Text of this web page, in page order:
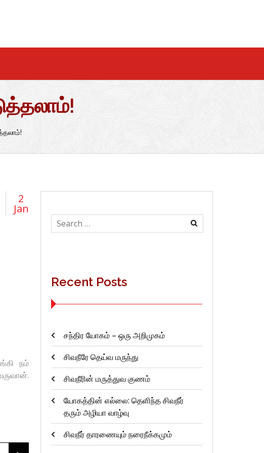
2
Jan
நம்
Search
for:
Recent Posts
சந்திர யோகம் – ஒரு அறிமுகம்
சிவநீரே தெய்வ மருந்து
சிவநீரின் மருத்துவ குணம்
யோகத்தின் எல்லை: தெளிந்த சிவநீர்
தரும் அழியா வாழ்வு
சிவநீர் தாரணையும் நரைநீக்கமும்